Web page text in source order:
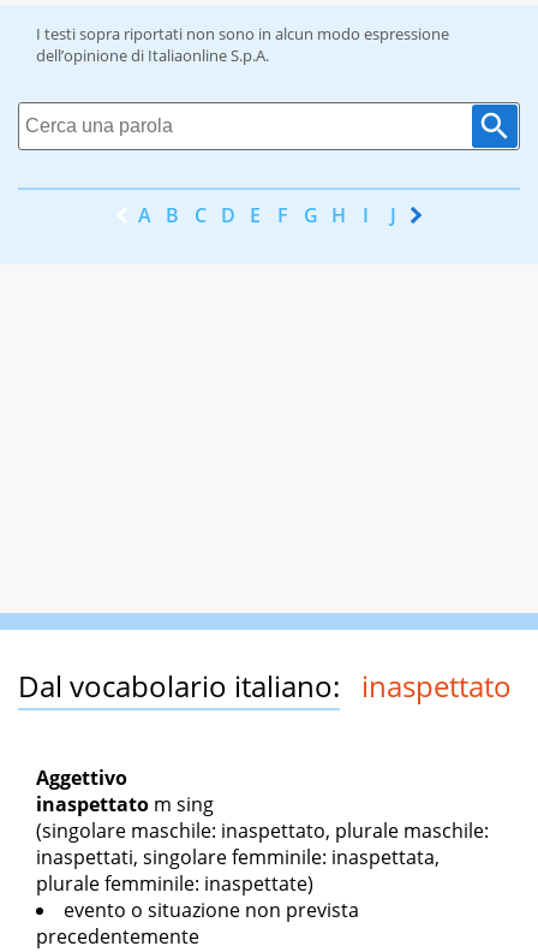
I testi sopra riportati non sono in alcun modo espressione
dell’opinione di Italiaonline S.p.A.
A B C D E F G H I J K
Dal vocabolario italiano: inaspettato
Aggettivo
inaspettato m sing
(singolare maschile: inaspettato, plurale maschile:
inaspettati, singolare femminile: inaspettata,
plurale femminile: inaspettate)
evento o situazione non prevista
precedentemente